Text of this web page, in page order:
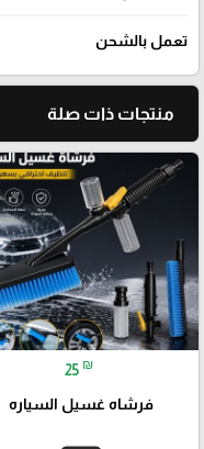
تعمل بالشحن
منتجات ذات صلة
25 ₪
فرشاه غسيل السياره